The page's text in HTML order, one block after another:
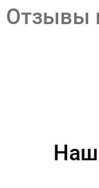
Отзывы